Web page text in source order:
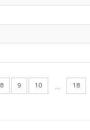
8 9 10 18